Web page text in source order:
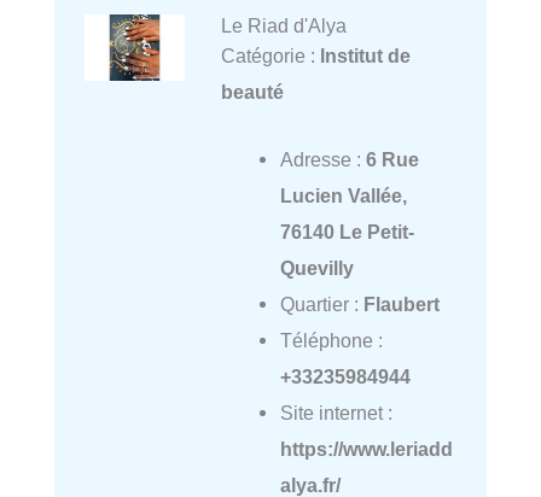
Le Riad d'Alya
Catégorie : Institut de
beauté
Adresse : 6 Rue
Lucien Vallée,
76140 Le Petit-
Quevilly
Quartier : Flaubert
Téléphone :
+33235984944
Site internet :
https://www.leriadd
alya.fr/